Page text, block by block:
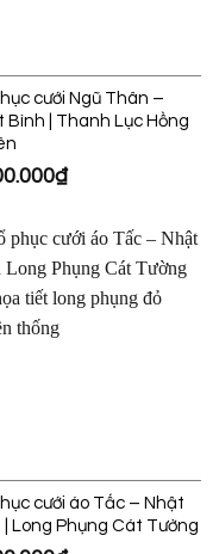
cưới Ngũ Thân –
Bình | Thanh Lục Hồng
₫
cưới áo Tấc – Nhật
| Long Phụng Cát Tường